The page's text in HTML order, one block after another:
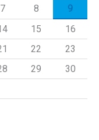
7 8
9
15
16
22
23
29
30